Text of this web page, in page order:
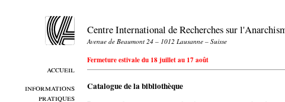
accueil
informations
pratiques
Centre International de Recherches sur
Avenue de Beaumont 24 – 1012 Lausanne – Suisse
Fermeture estivale du 18 juillet au 17 août
Catalogue de la bibliothèque